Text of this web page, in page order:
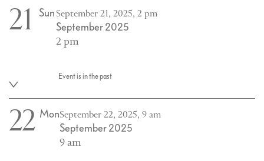
21 Sun September 21, 2025, 2 pm
September 2025
2 pm
Event is in the past
22 MonSeptember 22, 2025, 9 am
September 2025
9 am